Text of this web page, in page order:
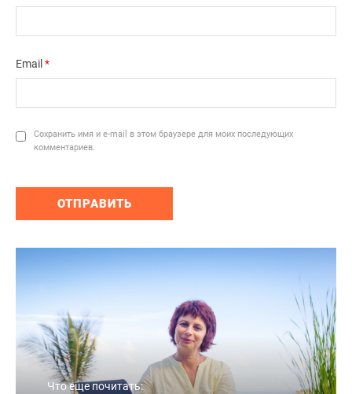
Email *
Сохранить имя и e-mail в этом браузере для моих последующих
комментариев.
Что еще почитать: